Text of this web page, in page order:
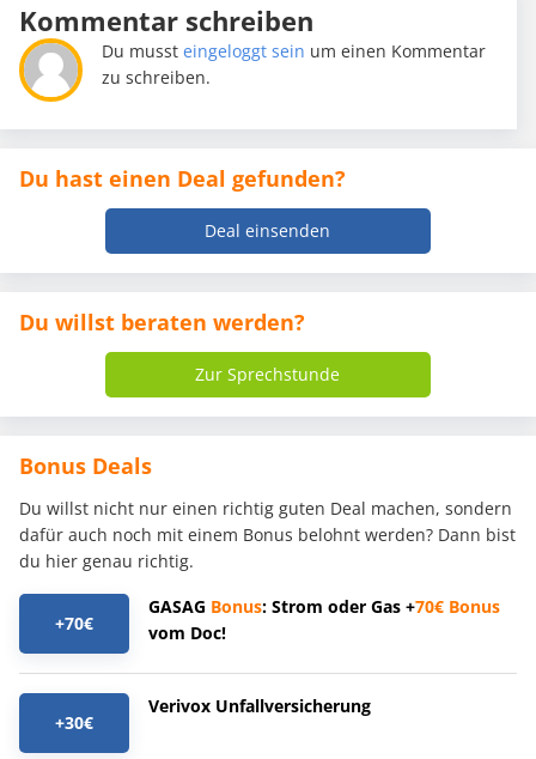
Kommentar schreiben
Du mussteingeloggt sein um einen Kommentar
zu schreiben.
Du hast einen Deal gefunden?
Deal einsenden
Du willst beraten werden?
Zur Sprechstunde
Bonus Deals
Du willst nicht nur einen richtig guten Deal machen, sondern
dafür auch noch mit einem Bonus belohnt werden? Dann bist
du hier genau richtig.
+70€
GASAG Bonus: Strom oder Gas +70€ Bonus
vom Doc!
+30€
Verivox Unfallversicherung